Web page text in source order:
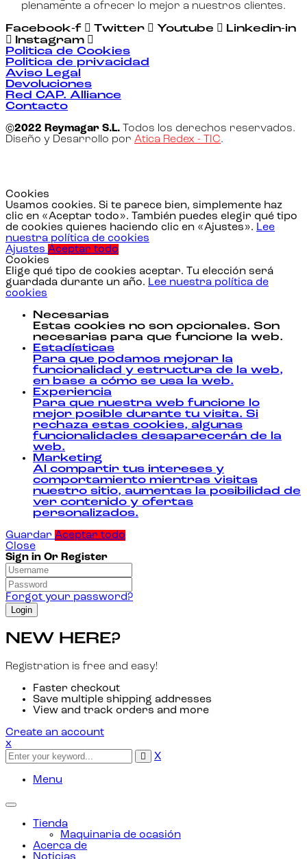
plenamente a ofrecer lo mejor a nuestros clientes.
Facebook-f Twitter Youtube
Linkedin-in
Instagram
Politica de Cookies
Politica de privacidad
Aviso Legal
Devoluciones
Red CAP. Alliance
Contacto
©2022 Reymagar S.L. Todos los derechos reservados.
Diseño y Desarrollo por Atica Redex - TIC.
Cookies
Usamos cookies. Si te parece bien, simplemente haz
clic en «Aceptar todo». También puedes elegir qué tipo
de cookies quieres haciendo clic en «Ajustes». Lee
nuestra política de cookies
Ajustes Aceptar todo
Cookies
Elige qué tipo de cookies aceptar. Tu elección será
guardada durante un año. Lee nuestra política de
cookies
Necesarias
Estas cookies no son opcionales. Son
necesarias para que funcione la web.
Estadísticas
Para que podamos mejorar la
funcionalidad y estructura de la web,
en base a cómo se usa la web.
Experiencia
Para que nuestra web funcione lo
mejor posible durante tu visita. Si
rechaza estas cookies, algunas
funcionalidades desaparecerán de la
web.
Marketing
Al compartir tus intereses y
comportamiento mientras visitas
nuestro sitio, aumentas la posibilidad de
ver contenido y ofertas
personalizados.
Guardar Aceptar todo
Close
Sign in Or Register
Forgot your password?
NEW HERE?
Registration is free and easy!
Faster checkout
Save multiple shipping addresses
View and track orders and more
Create an account
x
X
Menu
Toggle
navigation
Tienda
Maquinaria de ocasión
Acerca de